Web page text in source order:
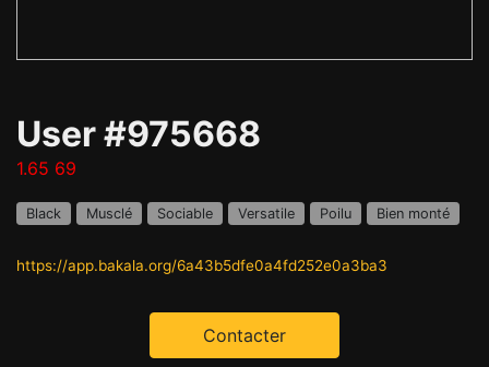
User #975668
1.65 69
Black Musclé Sociable Versatile Poilu Bien monté
https://app.bakala.org/6a43b5dfe0a4fd252e0a3ba3
Contacter